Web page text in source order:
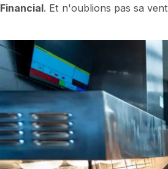
Financial. Et n'oublions pas sa